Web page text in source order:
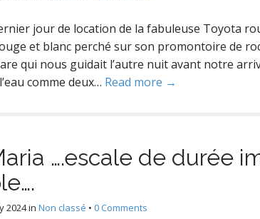
jour de location de la fabuleuse Toyota
et blanc perché sur son promontoire de
qui nous guidait l’autre nuit avant notre
comme deux… Read more →
….escale de durée
2024in Non classé • 0 Comments